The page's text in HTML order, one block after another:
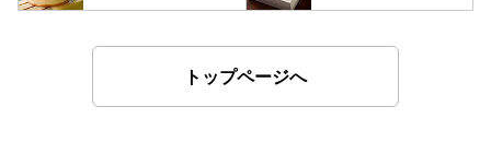
トップページへ